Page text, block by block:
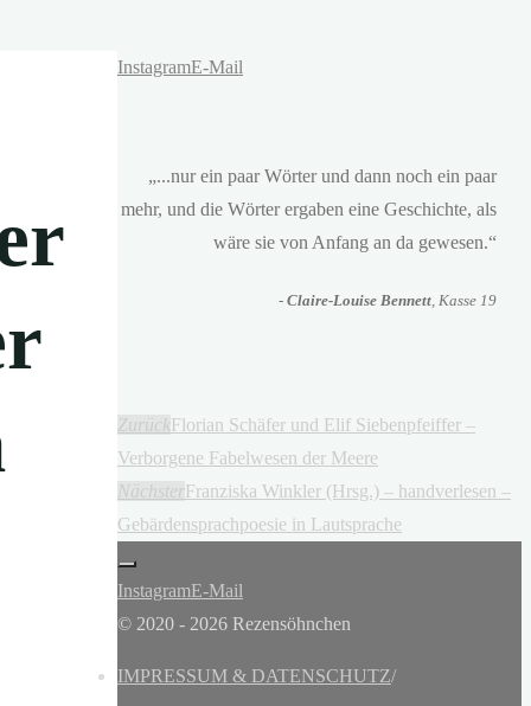
InstagramE-Mail
„...nur ein paar Wörter und dann noch ein paar
mehr, und die Wörter ergaben eine Geschichte, als
wäre sie von Anfang an da gewesen.“
- Claire-Louise Bennett, Kasse 19
ZurückFlorian Schäfer und Elif Siebenpfeiffer –
Verborgene Fabelwesen der Meere
NächsterFranziska Winkler (Hrsg.) – handverlesen –
Gebärdensprachpoesie in Lautsprache
InstagramE-Mail
© 2020 - 2026 Rezensöhnchen
IMPRESSUM & DATENSCHUTZ/